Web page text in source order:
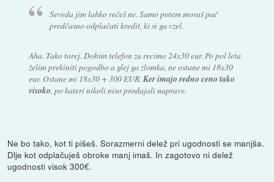
Seveda jim lahko rečeš ne. Samo potem moraš pač
predčasno odplačati kredit, ki si ga vzel.
Aha. Tako torej. Dobim telefon za recimo 24x30 eur. Po pol leta
želim prekiniti pogodbo a glej ga zlomka, ne ostane mi 18x30
eur. Ostane mi 18x30 + 300 EUR. Ker imajo redno ceno tako
visoko , po kateri nikoli niso prodajali naprave.
Ne bo tako, kot ti pišeš. Sorazmerni delež pri ugodnosti se manjša.
Dlje kot odplačuješ obroke manj imaš. In zagotovo ni delež
ugodnosti visok 300€.